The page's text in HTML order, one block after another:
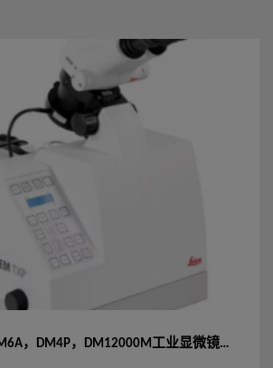
徕卡DM6M，DVM6A，DM4P，DM12000M工业显微镜操作指导